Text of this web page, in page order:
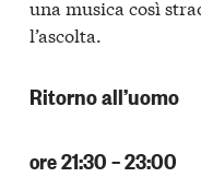
una musica così
l’ascolta.
Ritorno all’uomo
ore 21:30 – 23:00